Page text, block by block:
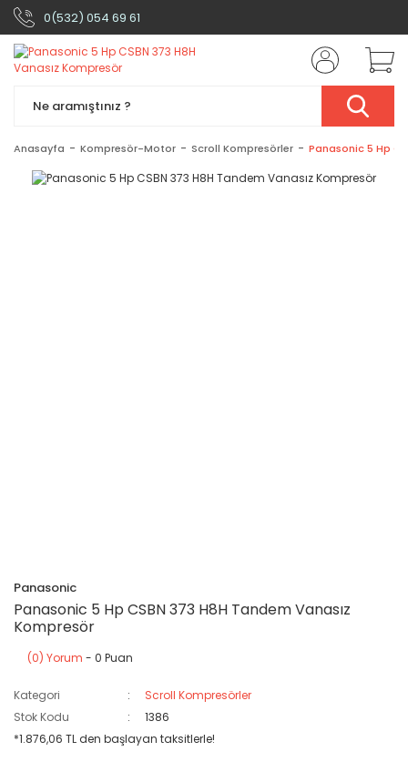
0(532) 054 69 61
Anasayfa Kompresör-Motor Scroll Kompresörler Panasonic 5 Hp
Panasonic
Panasonic 5 Hp CSBN 373 H8H Tandem Vanasız
Kompresör
(0) Yorum - 0 Puan
Kategori
Scroll Kompresörler
Stok Kodu
1386
*1.876,06 TL den başlayan taksitlerle!